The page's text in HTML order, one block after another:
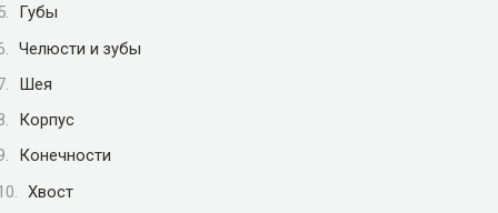
Губы
Челюсти и зубы
Шея
Корпус
Конечности
Хвост